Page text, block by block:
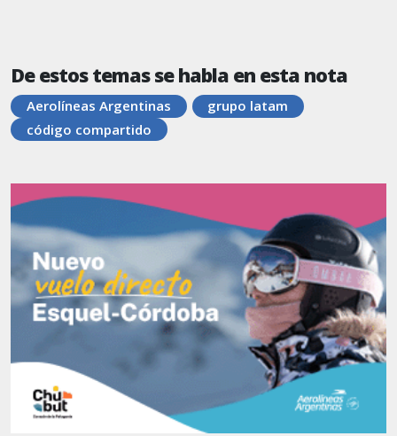
De estos temas se habla en esta nota
Aerolíneas Argentinas
grupo latam
código compartido